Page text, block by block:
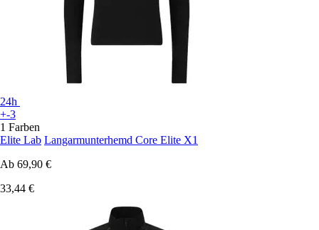
24h
+-3
1 Farben
Elite Lab Langarmunterhemd Core Elite X1
Ab 69,90 €
33,44 €